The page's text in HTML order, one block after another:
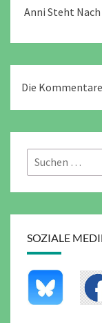
Anni Steht
Die
Suchen
nach:
SOZIALE